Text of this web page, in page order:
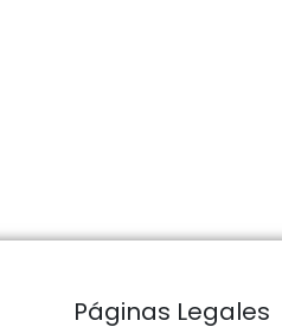
Páginas Legales